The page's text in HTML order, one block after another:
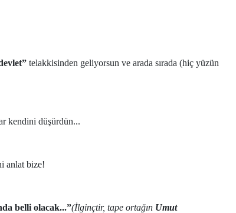
telakkisinden geliyorsun ve arada sırada (hiç yüzün
kendini düşürdün...
anlat bize!
belli olacak...”(İlginçtir, tape ortağın Umut